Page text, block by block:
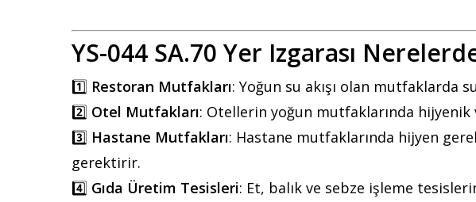
YS-044 SA.70 Yer Izgarası
1️⃣ Restoran Mutfakları: Yoğun su akışı olan mutfaklarda
2️⃣ Otel Mutfakları: Otellerin yoğun mutfaklarında hijyenik
3️⃣ Hastane Mutfakları: Hastane mutfaklarında hijyen
gerektirir.
4️⃣ Gıda Üretim Tesisleri: Et, balık ve sebze işleme